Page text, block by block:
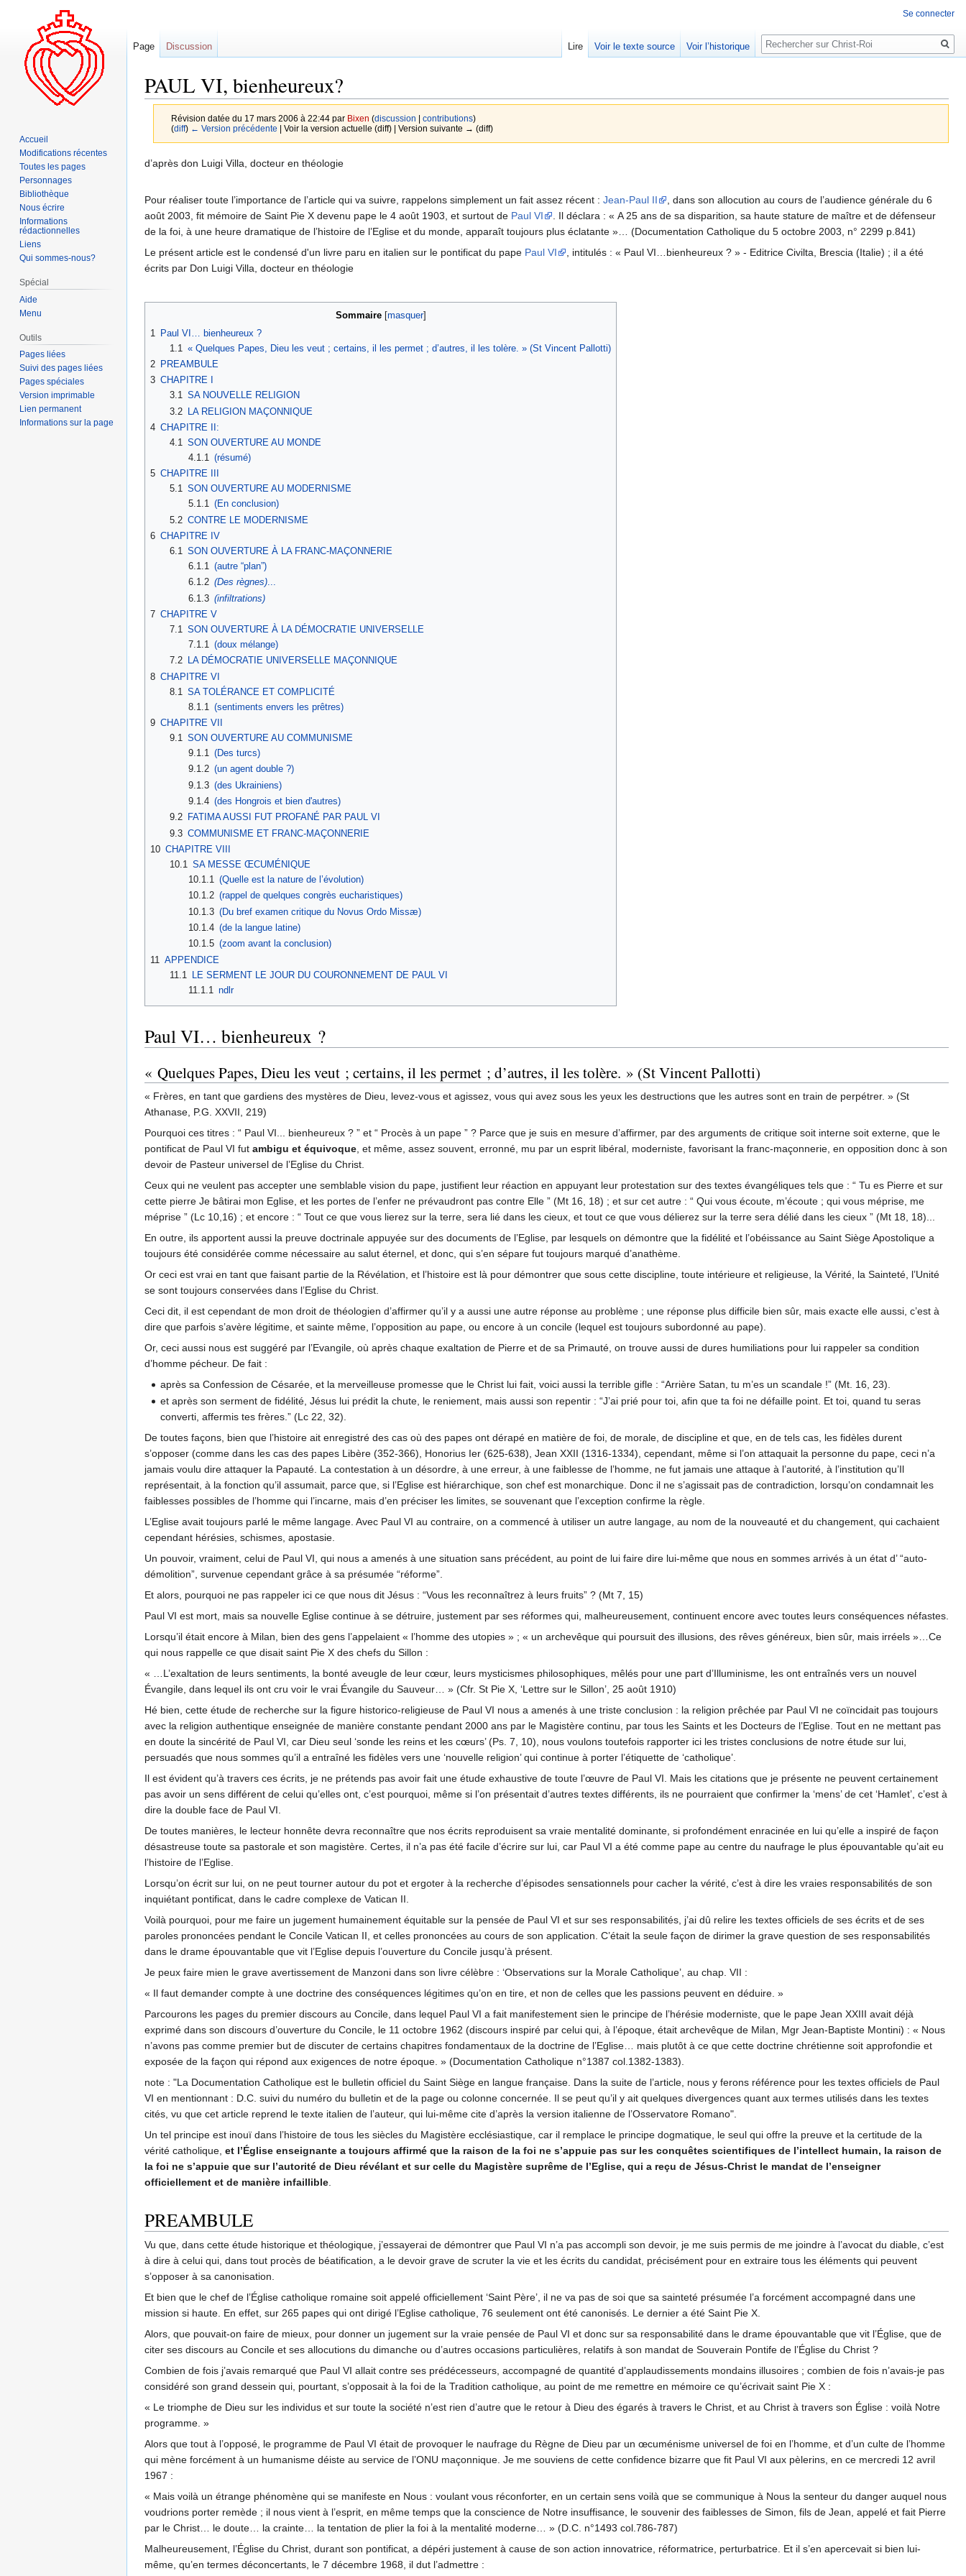
PAUL VI, bienheureux?
Révision datée du 17 mars 2006 à 22:44 par Bixen (discussion contributions)
(diff) ← Version précédente | Voir la version actuelle (diff) | Version suivante → (diff)
Aller
la
navigation
Aller
la
recherche
d’après don Luigi Villa, docteur en théologie
Pour réaliser toute l’importance de l’article qui va suivre, rappelons simplement un fait assez récent : Jean-Paul II
, dans son allocution au cours de l’audience générale du 6
août 2003, fit mémoire de Saint Pie X devenu pape le 4 août 1903, et surtout de Paul VI
. Il déclara : « A 25 ans de sa disparition, sa haute stature de maître et de défenseur
de la foi, à une heure dramatique de l’histoire de l’Eglise et du monde, apparaît toujours plus éclatante »… (Documentation Catholique du 5 octobre 2003, n° 2299 p.841)
Le présent article est le condensé d'un livre paru en italien sur le pontificat du pape Paul VI
, intitulés : « Paul VI…bienheureux ? » - Editrice Civilta, Brescia (Italie) ; il a été
écrits par Don Luigi Villa, docteur en théologie
Sommaire
1
Paul VI… bienheureux ?
1.1 « Quelques Papes, Dieu les veut ; certains, il les permet ; d’autres, il les tolère. » (St Vincent Pallotti)
2 PREAMBULE
3 CHAPITRE I
3.1 SA NOUVELLE RELIGION
3.2 LA RELIGION MAÇONNIQUE
4 CHAPITRE II:
4.1
SON OUVERTURE AU MONDE
4.1.1
(résumé)
5 CHAPITRE III
5.1 SON OUVERTURE AU MODERNISME
5.1.1 (En conclusion)
5.2 CONTRE LE MODERNISME
6 CHAPITRE IV
6.1
SON OUVERTURE À LA FRANC-MAÇONNERIE
6.1.1
(autre “plan”)
6.1.2 (Des règnes)...
6.1.3 (infiltrations)
7 CHAPITRE V
7.1
SON OUVERTURE À LA DÉMOCRATIE UNIVERSELLE
7.1.1
(doux mélange)
7.2
LA DÉMOCRATIE UNIVERSELLE MAÇONNIQUE
8 CHAPITRE VI
8.1 SA TOLÉRANCE ET COMPLICITÉ
8.1.1
(sentiments envers les prêtres)
9 CHAPITRE VII
9.1
SON OUVERTURE AU COMMUNISME
9.1.1
(Des turcs)
9.1.2 (un agent double ?)
9.1.3 (des Ukrainiens)
9.1.4 (des Hongrois et bien d'autres)
9.2
FATIMA AUSSI FUT PROFANÉ PAR PAUL VI
9.3 COMMUNISME ET FRANC-MAÇONNERIE
10 CHAPITRE VIII
10.1
SA MESSE ŒCUMÉNIQUE
10.1.1
(Quelle est la nature de l’évolution)
10.1.2 (rappel de quelques congrès eucharistiques)
10.1.3 (Du bref examen critique du Novus Ordo Missæ)
10.1.4 (de la langue latine)
10.1.5 (zoom avant la conclusion)
11 APPENDICE
11.1
LE SERMENT LE JOUR DU COURONNEMENT DE PAUL VI
11.1.1
ndlr
Paul VI… bienheureux ?
« Quelques Papes, Dieu les veut ; certains, il les permet ; d’autres, il les tolère. » (St Vincent Pallotti)
« Frères, en tant que gardiens des mystères de Dieu, levez-vous et agissez, vous qui avez sous les yeux les destructions que les autres sont en train de perpétrer. » (St
Athanase, P.G. XXVII, 219)
Pourquoi ces titres : “ Paul VI... bienheureux ? ” et “ Procès à un pape ” ? Parce que je suis en mesure d’affirmer, par des arguments de critique soit interne soit externe, que le
pontificat de Paul VI fut ambigu et équivoque , et même, assez souvent, erronné, mu par un esprit libéral, moderniste, favorisant la franc-maçonnerie, en opposition donc à son
devoir de Pasteur universel de l’Eglise du Christ.
Ceux qui ne veulent pas accepter une semblable vision du pape, justifient leur réaction en appuyant leur protestation sur des textes évangéliques tels que : “ Tu es Pierre et sur
cette pierre Je bâtirai mon Eglise, et les portes de l’enfer ne prévaudront pas contre Elle ” (Mt 16, 18) ; et sur cet autre : “ Qui vous écoute, m’écoute ; qui vous méprise, me
méprise ” (Lc 10,16) ; et encore : “ Tout ce que vous lierez sur la terre, sera lié dans les cieux, et tout ce que vous délierez sur la terre sera délié dans les cieux ” (Mt 18, 18)...
En outre, ils apportent aussi la preuve doctrinale appuyée sur des documents de l’Eglise, par lesquels on démontre que la fidélité et l’obéissance au Saint Siège Apostolique a
toujours été considérée comme nécessaire au salut éternel, et donc, qui s’en sépare fut toujours marqué d’anathème.
Or ceci est vrai en tant que faisant partie de la Révélation, et l’histoire est là pour démontrer que sous cette discipline, toute intérieure et religieuse, la Vérité, la Sainteté, l’Unité
se sont toujours conservées dans l’Eglise du Christ.
Ceci dit, il est cependant de mon droit de théologien d’affirmer qu’il y a aussi une autre réponse au problème ; une réponse plus difficile bien sûr, mais exacte elle aussi, c’est à
dire que parfois s’avère légitime, et sainte même, l’opposition au pape, ou encore à un concile (lequel est toujours subordonné au pape).
Or, ceci aussi nous est suggéré par l’Evangile, où après chaque exaltation de Pierre et de sa Primauté, on trouve aussi de dures humiliations pour lui rappeler sa condition
d’homme pécheur. De fait :
après sa Confession de Césarée, et la merveilleuse promesse que le Christ lui fait, voici aussi la terrible gifle : “Arrière Satan, tu m’es un scandale !” (Mt. 16, 23).
et après son serment de fidélité, Jésus lui prédit la chute, le reniement, mais aussi son repentir : “J’ai prié pour toi, afin que ta foi ne défaille point. Et toi, quand tu seras
converti, affermis tes frères.” (Lc 22, 32).
De toutes façons, bien que l’histoire ait enregistré des cas où des papes ont dérapé en matière de foi, de morale, de discipline et que, en de tels cas, les fidèles durent
s’opposer (comme dans les cas des papes Libère (352-366), Honorius Ier (625-638), Jean XXII (1316-1334), cependant, même si l’on attaquait la personne du pape, ceci n’a
jamais voulu dire attaquer la Papauté. La contestation à un désordre, à une erreur, à une faiblesse de l’homme, ne fut jamais une attaque à l’autorité, à l’institution qu’Il
représentait, à la fonction qu’il assumait, parce que, si l’Eglise est hiérarchique, son chef est monarchique. Donc il ne s’agissait pas de contradiction, lorsqu’on condamnait les
faiblesses possibles de l’homme qui l’incarne, mais d’en préciser les limites, se souvenant que l’exception confirme la règle.
L’Eglise avait toujours parlé le même langage. Avec Paul VI au contraire, on a commencé à utiliser un autre langage, au nom de la nouveauté et du changement, qui cachaient
cependant hérésies, schismes, apostasie.
Un pouvoir, vraiment, celui de Paul VI, qui nous a amenés à une situation sans précédent, au point de lui faire dire lui-même que nous en sommes arrivés à un état d’ “auto-
démolition”, survenue cependant grâce à sa présumée “réforme”.
Et alors, pourquoi ne pas rappeler ici ce que nous dit Jésus : “Vous les reconnaîtrez à leurs fruits” ? (Mt 7, 15)
Paul VI est mort, mais sa nouvelle Eglise continue à se détruire, justement par ses réformes qui, malheureusement, continuent encore avec toutes leurs conséquences néfastes.
Lorsqu’il était encore à Milan, bien des gens l’appelaient « l’homme des utopies » ; « un archevêque qui poursuit des illusions, des rêves généreux, bien sûr, mais irréels »…Ce
qui nous rappelle ce que disait saint Pie X des chefs du Sillon :
« …L’exaltation de leurs sentiments, la bonté aveugle de leur cœur, leurs mysticismes philosophiques, mêlés pour une part d’Illuminisme, les ont entraînés vers un nouvel
Évangile, dans lequel ils ont cru voir le vrai Évangile du Sauveur… » (Cfr. St Pie X, ‘Lettre sur le Sillon’, 25 août 1910)
Hé bien, cette étude de recherche sur la figure historico-religieuse de Paul VI nous a amenés à une triste conclusion : la religion prêchée par Paul VI ne coïncidait pas toujours
avec la religion authentique enseignée de manière constante pendant 2000 ans par le Magistère continu, par tous les Saints et les Docteurs de l’Eglise. Tout en ne mettant pas
en doute la sincérité de Paul VI, car Dieu seul ‘sonde les reins et les cœurs’ (Ps. 7, 10), nous voulons toutefois rapporter ici les tristes conclusions de notre étude sur lui,
persuadés que nous sommes qu’il a entraîné les fidèles vers une ‘nouvelle religion’ qui continue à porter l’étiquette de ‘catholique’.
Il est évident qu’à travers ces écrits, je ne prétends pas avoir fait une étude exhaustive de toute l’œuvre de Paul VI. Mais les citations que je présente ne peuvent certainement
pas avoir un sens différent de celui qu’elles ont, c’est pourquoi, même si l’on présentait d’autres textes différents, ils ne pourraient que confirmer la ‘mens’ de cet ‘Hamlet’, c’est à
dire la double face de Paul VI.
De toutes manières, le lecteur honnête devra reconnaître que nos écrits reproduisent sa vraie mentalité dominante, si profondément enracinée en lui qu’elle a inspiré de façon
désastreuse toute sa pastorale et son magistère. Certes, il n’a pas été facile d’écrire sur lui, car Paul VI a été comme pape au centre du naufrage le plus épouvantable qu’ait eu
l’histoire de l’Eglise.
Lorsqu’on écrit sur lui, on ne peut tourner autour du pot et ergoter à la recherche d’épisodes sensationnels pour cacher la vérité, c’est à dire les vraies responsabilités de son
inquiétant pontificat, dans le cadre complexe de Vatican II.
Voilà pourquoi, pour me faire un jugement humainement équitable sur la pensée de Paul VI et sur ses responsabilités, j’ai dû relire les textes officiels de ses écrits et de ses
paroles prononcées pendant le Concile Vatican II, et celles prononcées au cours de son application. C’était la seule façon de dirimer la grave question de ses responsabilités
dans le drame épouvantable que vit l’Eglise depuis l’ouverture du Concile jusqu’à présent.
Je peux faire mien le grave avertissement de Manzoni dans son livre célèbre : ‘Observations sur la Morale Catholique’, au chap. VII :
« Il faut demander compte à une doctrine des conséquences légitimes qu’on en tire, et non de celles que les passions peuvent en déduire. »
Parcourons les pages du premier discours au Concile, dans lequel Paul VI a fait manifestement sien le principe de l’hérésie moderniste, que le pape Jean XXIII avait déjà
exprimé dans son discours d’ouverture du Concile, le 11 octobre 1962 (discours inspiré par celui qui, à l’époque, était archevêque de Milan, Mgr Jean-Baptiste Montini) : « Nous
n’avons pas comme premier but de discuter de certains chapitres fondamentaux de la doctrine de l’Eglise… mais plutôt à ce que cette doctrine chrétienne soit approfondie et
exposée de la façon qui répond aux exigences de notre époque. » (Documentation Catholique n°1387 col.1382-1383).
note : "La Documentation Catholique est le bulletin officiel du Saint Siège en langue française. Dans la suite de l’article, nous y ferons référence pour les textes officiels de Paul
VI en mentionnant : D.C. suivi du numéro du bulletin et de la page ou colonne concernée. Il se peut qu’il y ait quelques divergences quant aux termes utilisés dans les textes
cités, vu que cet article reprend le texte italien de l’auteur, qui lui-même cite d’après la version italienne de l’Osservatore Romano".
Un tel principe est inouï dans l’histoire de tous les siècles du Magistère ecclésiastique, car il remplace le principe dogmatique, le seul qui offre la preuve et la certitude de la
vérité catholique, et l’Église enseignante a toujours affirmé que la raison de la foi ne s’appuie pas sur les conquêtes scientifiques de l’intellect humain, la raison de
la foi ne s’appuie que sur l’autorité de Dieu révélant et sur celle du Magistère suprême de l’Eglise, qui a reçu de Jésus-Christ le mandat de l’enseigner
officiellement et de manière infaillible.
PREAMBULE
Vu que, dans cette étude historique et théologique, j’essayerai de démontrer que Paul VI n’a pas accompli son devoir, je me suis permis de me joindre à l’avocat du diable, c’est
à dire à celui qui, dans tout procès de béatification, a le devoir grave de scruter la vie et les écrits du candidat, précisément pour en extraire tous les éléments qui peuvent
s’opposer à sa canonisation.
Et bien que le chef de l’Église catholique romaine soit appelé officiellement ‘Saint Père’, il ne va pas de soi que sa sainteté présumée l’a forcément accompagné dans une
mission si haute. En effet, sur 265 papes qui ont dirigé l’Eglise catholique, 76 seulement ont été canonisés. Le dernier a été Saint Pie X.
Alors, que pouvait-on faire de mieux, pour donner un jugement sur la vraie pensée de Paul VI et donc sur sa responsabilité dans le drame épouvantable que vit l’Église, que de
citer ses discours au Concile et ses allocutions du dimanche ou d’autres occasions particulières, relatifs à son mandat de Souverain Pontife de l’Église du Christ ?
Combien de fois j’avais remarqué que Paul VI allait contre ses prédécesseurs, accompagné de quantité d’applaudissements mondains illusoires ; combien de fois n’avais-je pas
considéré son grand dessein qui, pourtant, s’opposait à la foi de la Tradition catholique, au point de me remettre en mémoire ce qu’écrivait saint Pie X :
« Le triomphe de Dieu sur les individus et sur toute la société n’est rien d’autre que le retour à Dieu des égarés à travers le Christ, et au Christ à travers son Église : voilà Notre
programme. »
Alors que tout à l’opposé, le programme de Paul VI était de provoquer le naufrage du Règne de Dieu par un œcuménisme universel de foi en l’homme, et d’un culte de l’homme
qui mène forcément à un humanisme déiste au service de l’ONU maçonnique. Je me souviens de cette confidence bizarre que fit Paul VI aux pèlerins, en ce mercredi 12 avril
1967 :
« Mais voilà un étrange phénomène qui se manifeste en Nous : voulant vous réconforter, en un certain sens voilà que se communique à Nous la senteur du danger auquel nous
voudrions porter remède ; il nous vient à l’esprit, en même temps que la conscience de Notre insuffisance, le souvenir des faiblesses de Simon, fils de Jean, appelé et fait Pierre
par le Christ… le doute… la crainte… la tentation de plier la foi à la mentalité moderne… » (D.C. n°1493 col.786-787)
Malheureusement, l’Église du Christ, durant son pontificat, a dépéri justement à cause de son action innovatrice, réformatrice, perturbatrice. Et il s’en apercevait si bien lui-
même, qu’en termes déconcertants, le 7 décembre 1968, il dut l’admettre :
Se connecter
Page Discussion Lire Voir le texte source Voir l’historique
Rechercher
Accueil
Modifications récentes
Toutes les pages
Personnages
Bibliothèque
Nous écrire
Informations
rédactionnelles
Liens
Qui sommes-nous?
Spécial
Aide
Menu
Outils
Pages liées
Suivi des pages liées
Pages spéciales
Version imprimable
Lien permanent
Informations sur la page